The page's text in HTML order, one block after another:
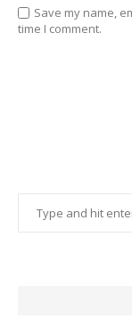
Save my name,
time I comment.